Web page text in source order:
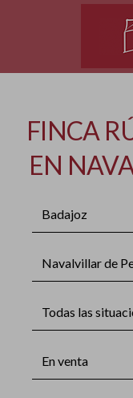
FINCA
EN
Badajoz
Navalvillar de
Todas las
En venta